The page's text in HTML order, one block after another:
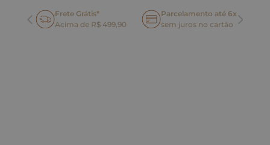
Frete Grátis*
Acima de R$ 499,90
Parcelamento até 6x
sem juros no cartão